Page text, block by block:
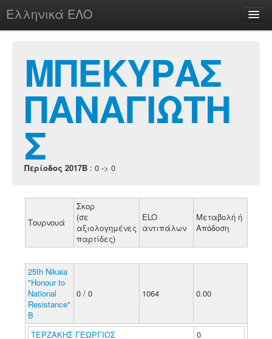
Ελληνικά ΕΛΟ
chesstu.be @ discord
Login
ΜΠΕΚΥΡΑΣ
ΠΑΝΑΓΙΩΤΗ
Σ
Περίοδος 2017B : 0 -> 0
Τουρνουά
Σκορ
(σε
αξιολογημένες
παρτίδες)
ELO
αντιπάλων
Μεταβολή ή
Απόδοση
25th Nikaia
"Honour to
National
Resistance"
B
0 / 0 1064 0.00
ΤΕΡΖΑΚΗΣ ΓΕΩΡΓΙΟΣ
0